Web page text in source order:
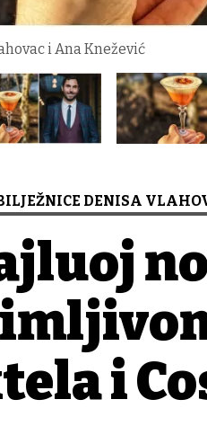
i Ana Knežević
DENISA
i